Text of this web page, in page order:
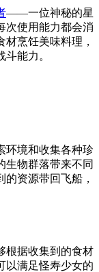
——一位神秘的星
次使用能力都会消
烹饪美味料理，
能力。
环境和收集各种珍
生物群落带来不同
资源带回飞船，
根据收集到的食材
以满足怪寿少女的